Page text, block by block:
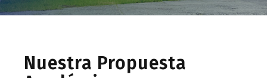
Nuestra Propuesta